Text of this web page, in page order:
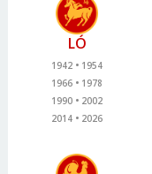
LÓ
1942
1954
1966
1978
1990
2002
2014
2026